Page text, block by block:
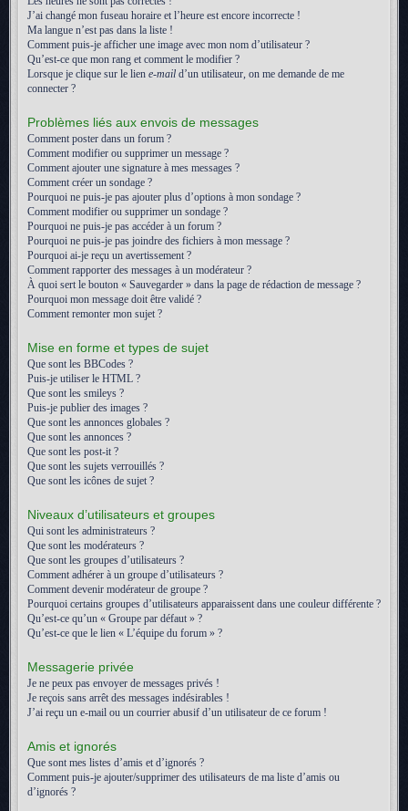
J’ai changé mon fuseau horaire et l’heure est encore incorrecte !
Ma langue n’est pas dans la liste !
Comment puis-je afficher une image avec mon nom d’utilisateur ?
Qu’est-ce que mon rang et comment le modifier ?
Lorsque je clique sur le lien e-mail d’un utilisateur, on me demande de me
connecter ?
Problèmes liés aux envois de messages
Comment poster dans un forum ?
Comment modifier ou supprimer un message ?
Comment ajouter une signature à mes messages ?
Comment créer un sondage ?
Pourquoi ne puis-je pas ajouter plus d’options à mon sondage ?
Comment modifier ou supprimer un sondage ?
Pourquoi ne puis-je pas accéder à un forum ?
Pourquoi ne puis-je pas joindre des fichiers à mon message ?
Pourquoi ai-je reçu un avertissement ?
Comment rapporter des messages à un modérateur ?
À quoi sert le bouton « Sauvegarder » dans la page de rédaction de message ?
Pourquoi mon message doit être validé ?
Comment remonter mon sujet ?
Mise en forme et types de sujet
Que sont les BBCodes ?
Puis-je utiliser le HTML ?
Que sont les smileys ?
Puis-je publier des images ?
Que sont les annonces globales ?
Que sont les annonces ?
Que sont les post-it ?
Que sont les sujets verrouillés ?
Que sont les icônes de sujet ?
Niveaux d’utilisateurs et groupes
Qui sont les administrateurs ?
Que sont les modérateurs ?
Que sont les groupes d’utilisateurs ?
Comment adhérer à un groupe d’utilisateurs ?
Comment devenir modérateur de groupe ?
Pourquoi certains groupes d’utilisateurs apparaissent dans une couleur différente ?
Qu’est-ce qu’un « Groupe par défaut » ?
Qu’est-ce que le lien « L’équipe du forum » ?
Messagerie privée
Je ne peux pas envoyer de messages privés !
Je reçois sans arrêt des messages indésirables !
J’ai reçu un e-mail ou un courrier abusif d’un utilisateur de ce forum !
Amis et ignorés
Que sont mes listes d’amis et d’ignorés ?
Comment puis-je ajouter/supprimer des utilisateurs de ma liste d’amis ou
d’ignorés ?